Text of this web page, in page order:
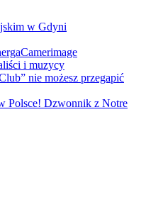
w Gdyni
i muzycy
nie możesz przegapić
Polsce! Dzwonnik z Notre